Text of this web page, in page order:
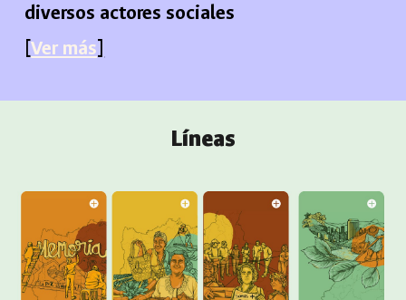
diversos actores sociales
[Ver más]
Líneas